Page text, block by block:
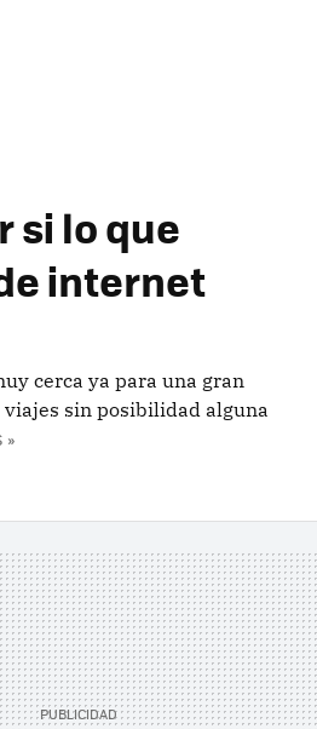
si lo que
internet
cerca ya para una gran
viajes sin posibilidad alguna
»